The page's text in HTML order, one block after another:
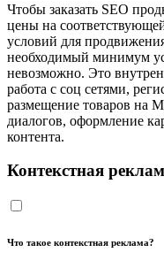
Чтобы заказать SEO
цены на
условий для
необходимый минимум
невозможно. Это
работа с соц сетями,
размещение товаров на
диалогов, оформление
контента.
Контекстная
Что такое контекстная реклама?